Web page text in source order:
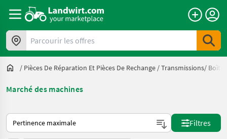
Parcourir les offres
/ Pièces De Réparation Et Pièces De Rechange /Transmissions/
Marché des machines
Voici comment les annonces sont triées sur Landwirt.com
Filtres